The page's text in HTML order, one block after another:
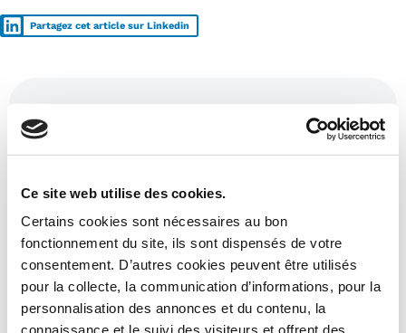
Ce site web utilise des cookies.
Certains cookies sont nécessaires au bon
fonctionnement du site, ils sont dispensés de votre
consentement. D’autres cookies peuvent être utilisés
pour la collecte, la communication d’informations, pour la
personnalisation des annonces et du contenu, la
connaissance et le suivi des visiteurs et offrent des
Partagez cet article sur Linkedin
Ces articles pourraient aussi vous
intéresser :